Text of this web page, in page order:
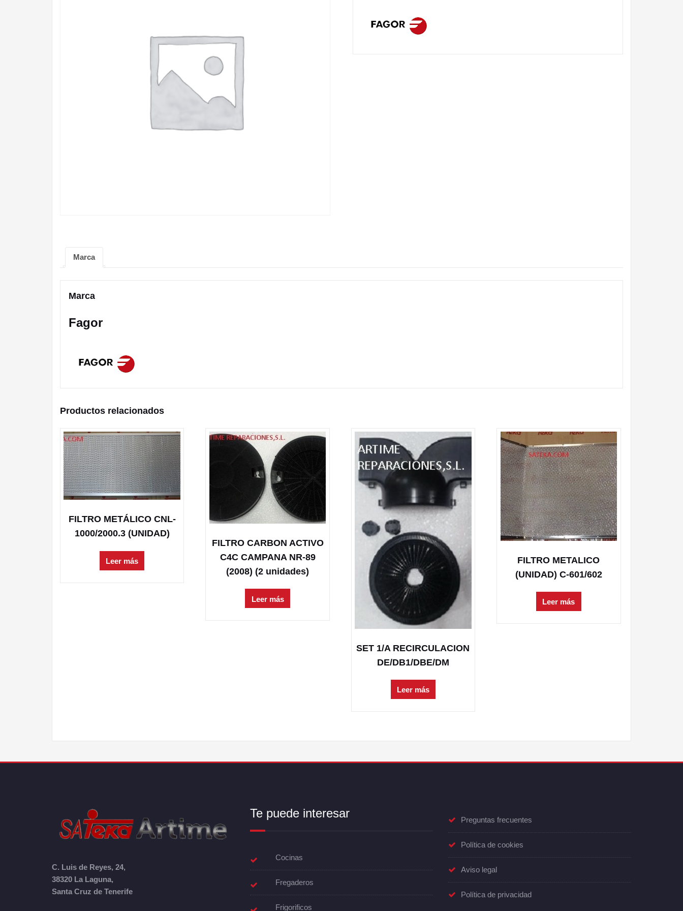
Marca
Marca
Fagor
Productos relacionados
FILTRO METÁLICO CNL-
1000/2000.3 (UNIDAD)
Leer más
FILTRO CARBON ACTIVO
C4C CAMPANA NR-89
(2008) (2 unidades)
Leer más
SET 1/A RECIRCULACION
DE/DB1/DBE/DM
Leer más
FILTRO METALICO
(UNIDAD) C-601/602
Leer más
C. Luis de Reyes, 24,
38320 La Laguna,
Santa Cruz de Tenerife
Te puede interesar
Cocinas
Fregaderos
Frigorificos
Preguntas frecuentes
Política de cookies
Aviso legal
Política de privacidad